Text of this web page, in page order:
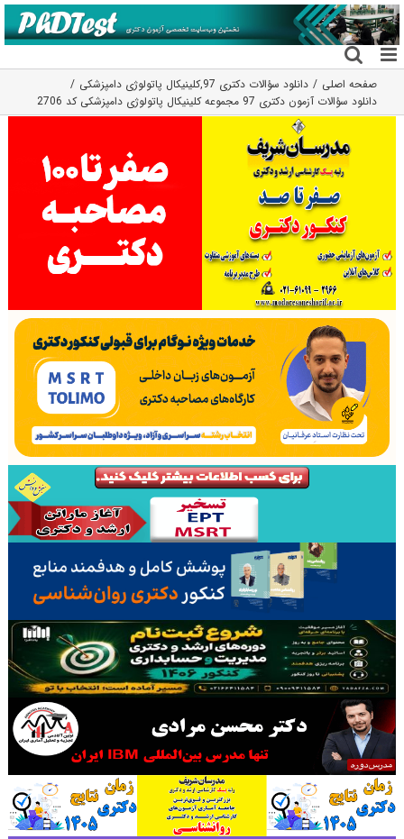
رفتن
به
محتوا
صفحه اصلی دانلود سؤالات دکتری 97 ,کلینیکال پاتولوژی دامپزشکی
دانلود سؤالات آزمون دکتری 97 مجموعه کلینیکال پاتولوژی دامپزشکی کد 2706